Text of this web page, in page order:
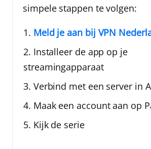
simpele stappen te volgen:
Meld je aan bij VPN
Installeer de app op je
streamingapparaat
Verbind met een server in
Maak een account aan op
Kijk de serie